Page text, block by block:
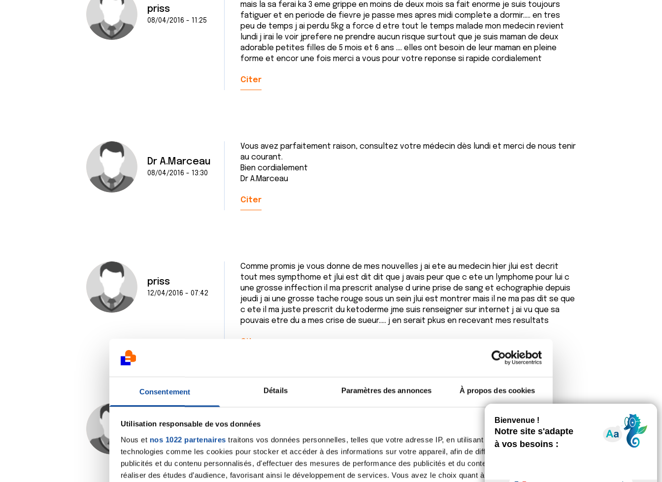
Consentement Détails Paramètres des annonces À propos des cookies
Utilisation responsable de vos données
Nous et nos 1022 partenaires traitons vos données personnelles, telles que votre adresse IP, en utilisant des
technologies comme les cookies pour stocker et accéder à des informations sur votre appareil, afin de diffuser des
publicités et du contenu personnalisés, d'effectuer des mesures de performance des publicités et du contenu, ainsi que de
réaliser des études d’audience, favorisant ainsi le développement de services. Vous avez le choix quant à l'utilisation de
priss
08/04/2016 - 11:25
mais la sa ferai ka 3 eme grippe en moins de deux mois sa fait enorme je suis toujours
fatiguer et en periode de fievre je passe mes apres midi complete a dormir..... en tres
peu de temps j ai perdu 5kg a force d etre tout le temps malade mon medecin revient
lundi j irai le voir jprefere ne prendre aucun risque surtout que je suis maman de deux
adorable petites filles de 5 mois et 6 ans .... elles ont besoin de leur maman en pleine
forme et encor une fois merci a vous pour votre reponse si rapide cordialement
Citer
Dr A.Marceau
08/04/2016 - 13:30
Vous avez parfaitement raison, consultez votre médecin dès lundi et merci de nous tenir
au courant.
Bien cordialement
Dr A.Marceau
Citer
priss
12/04/2016 - 07:42
Comme promis je vous donne de mes nouvelles j ai ete au medecin hier jlui est decrit
tout mes sympthome et jlui est dit dit que j avais peur que c ete un lymphome pour lui c
une grosse inffection il ma prescrit analyse d urine prise de sang et echographie depuis
jeudi j ai une grosse tache rouge sous un sein jlui est montrer mais il ne ma pas dit se que
c ete il ma juste prescrit du ketoderme jme suis renseigner sur internet j ai vu que sa
pouvais etre du a mes crise de sueur..... j en serait pkus en recevant mes resultats
Citer
priss
14/04/2016 - 10:29
Bonjour resultat recu rien dans les urines dans le sang tout est dans les normes sauf crp
qui est a 13'6mg/l (<5.0) et ma vitesse de sedimentation qui est de 25mm (<10) la
cdlt
Citer